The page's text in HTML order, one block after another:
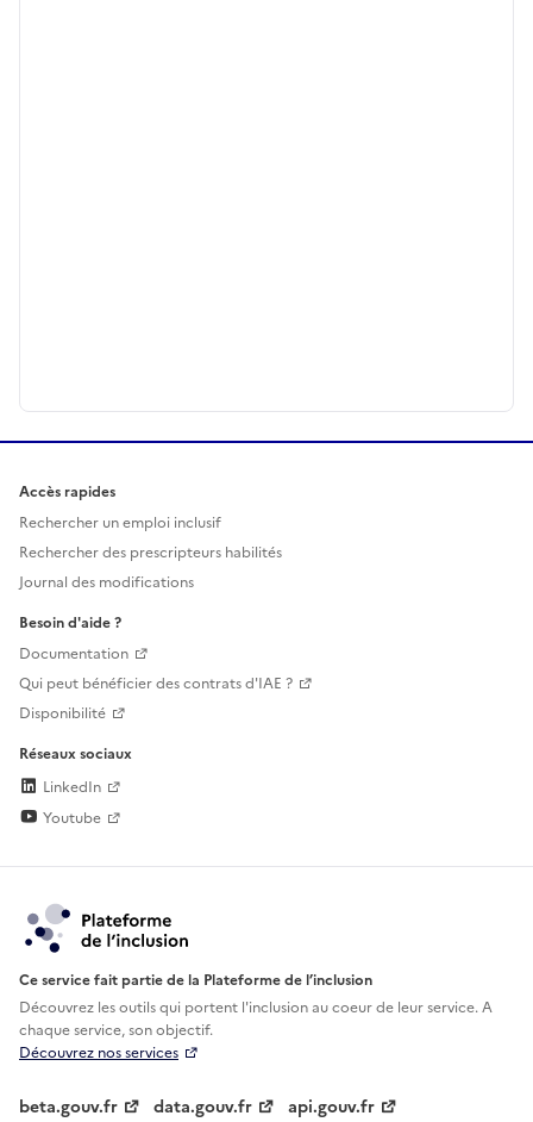
Accès rapides
Rechercher un emploi inclusif
Rechercher des prescripteurs habilités
Journal des modifications
Besoin d'aide ?
Documentation
Qui peut bénéficier des contrats d'IAE ?
Disponibilité
Réseaux sociaux
LinkedIn
Youtube
Ce service fait partie de la Plateforme de l’inclusion
Découvrez les outils qui portent l'inclusion aucoeur de leur service. A
chaque service, son objectif.
Découvrez nos services
beta.gouv.fr data.gouv.fr api.gouv.fr